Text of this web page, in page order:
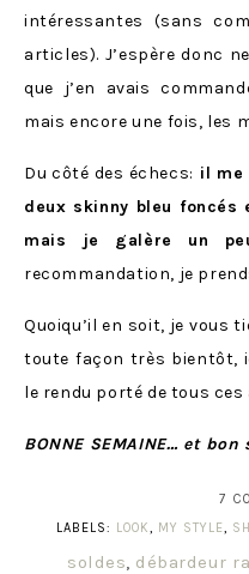
intéressantes (sans
articles). J’espère donc
que j’en avais
mais encore une fois, les
Du côté des échecs: il me
deux skinny bleu
mais je galère un
recommandation, je
Quoiqu’il en soit, je vous
toute façon très bientôt,
le rendu porté de tous ces
BONNE SEMAINE… et
7
LABELS: LOOK, MY STYLE,
soldes, débardeur